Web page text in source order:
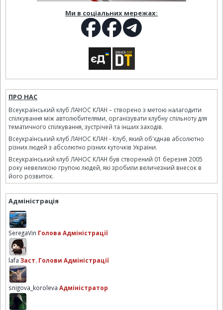
Ми в соціальних мережах:
ПРО НАС
Всеукраїнський клуб ЛАНОС КЛАН – створено з метою налагодити
спілкування між автолюбителями, організувати клубну спільноту для
тематичного спілкування, зустрічей та інших заходів.
Всеукраїнський клуб ЛАНОС КЛАН - Клуб, який об'єднав абсолютно
різних людей з абсолютно різних куточків України.
Всеукраїнський клуб ЛАНОС КЛАН був створений 01 березня 2005
року невеликою групою людей, які зробили величезний внесок в
його розвиток.
Адміністрація
SeregaVin Голова Адміністрації
lafa Заст. Голови Адміністрації
snigova_koroleva Адміністратор